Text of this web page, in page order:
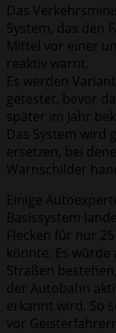
Das
System, das den
Mittel vor einer
reaktiv warnt.
Es werden
getestet, bevor
später im Jahr
Das System wird
ersetzen, bei
Warnschilder
Einige
Basissystem
Flecken für nur
könnte. Es
Straßen
der Autobahn
erkannt wird. So
vor